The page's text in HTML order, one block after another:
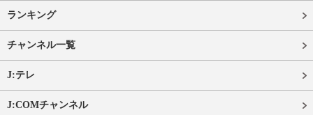
ランキング
チャンネル一覧
J:テレ
J:COMチャンネル